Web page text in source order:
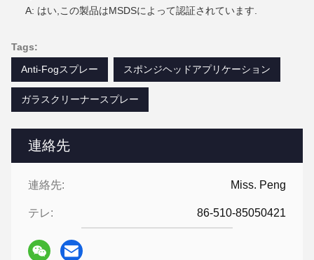
連絡先
連絡先: Miss. Peng
テレ: 86-510-85050421
A: はい,この製品はMSDSによって認証されています.
Tags:
Anti-Fogスプレー
スポンジヘッドアプリケーション
ガラスクリーナースプレー